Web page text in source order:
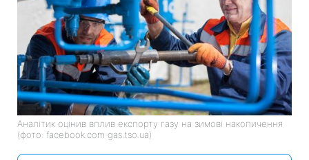
Аналітик оцінив вплив експорту газу на зимові накопичення
(фото: facebook.com gas.tso.ua)